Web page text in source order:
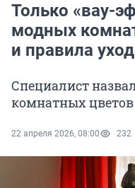
Только «вау-
модных
и правила
Специалист
комнатных цветов
22 апреля 2026, 08:00 232